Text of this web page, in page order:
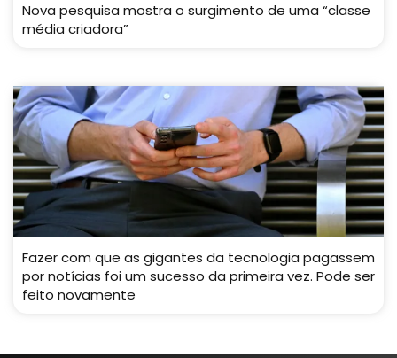
Nova pesquisa mostra o surgimento de uma “classe
média criadora”
Fazer com que as gigantes da tecnologia pagassem
por notícias foi um sucesso da primeira vez. Pode ser
feito novamente